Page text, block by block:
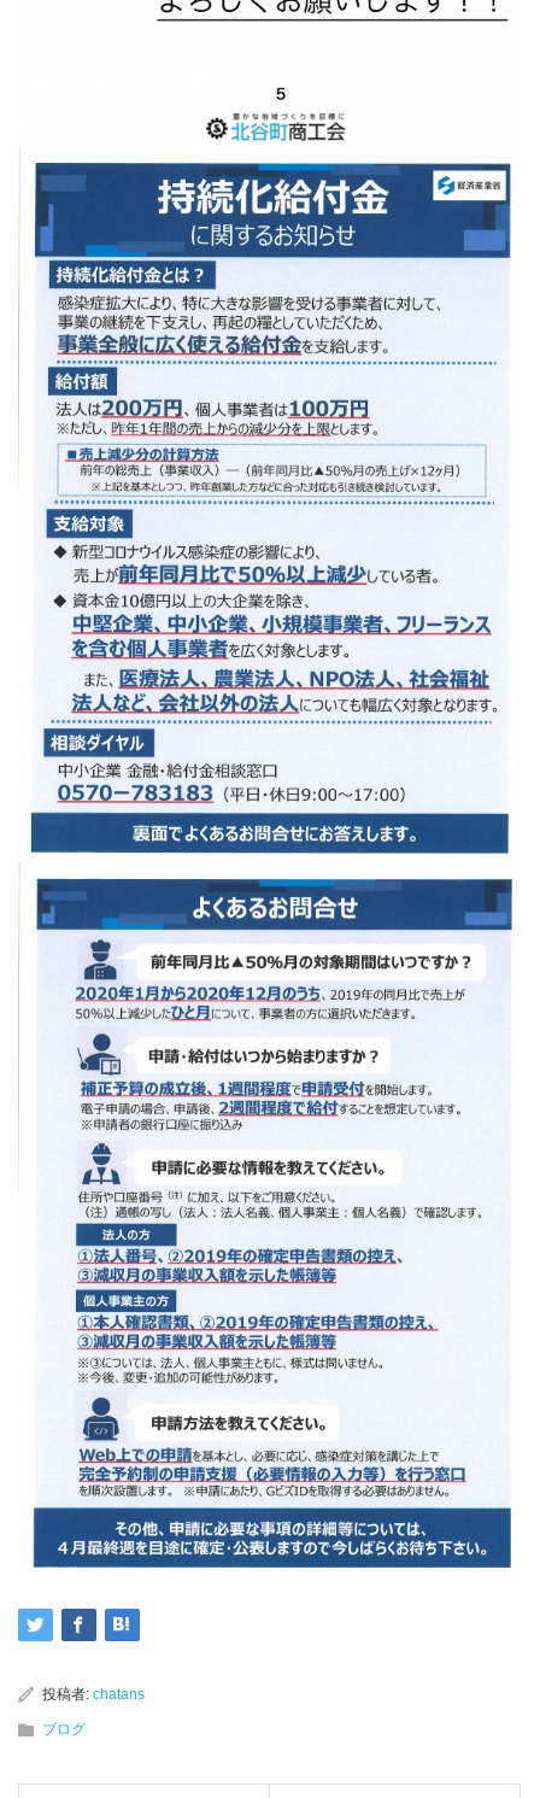
投稿者: chatans
ブログ